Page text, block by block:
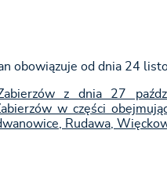
obowiązuje od dnia 24
z dnia 27
w części
Rudawa,